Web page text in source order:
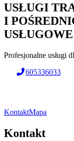
USŁUGI
I
USŁUGOWE
Profesjonalne usługi
605336033
KontaktMapa
Kontakt